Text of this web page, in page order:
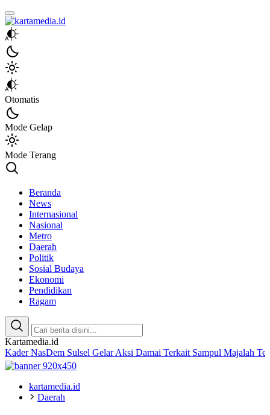
kartamedia.id
Jujur Mengabari
Otomatis
Mode Gelap
Mode Terang
Beranda
News
Internasional
Nasional
Metro
Daerah
Politik
Sosial Budaya
Ekonomi
Pendidikan
Ragam
Kartamedia.id
Sulsel Gelar Aksi Damai Terkait Sampul Majalah Tempo
kartamedia.id
Daerah